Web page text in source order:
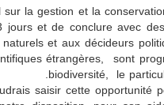
la gestion et la
et de conclure avec
et aux décideurs
étrangères, sont
biodiversité, le
saisir cette opportunité